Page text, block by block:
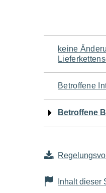
für
den
keine
Betroffene
Betroffene
Inhalt dieser